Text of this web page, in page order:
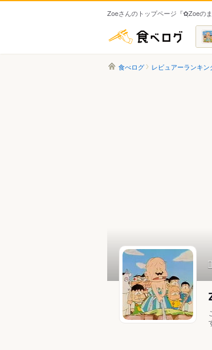
Zoeさんのトップページ『✿ฺZoeの
食べログ
食べログ レビュアーランキン